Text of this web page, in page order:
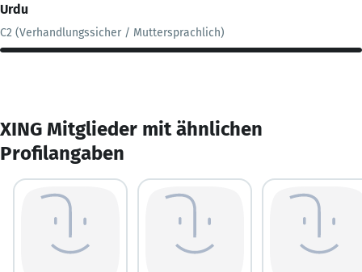
Urdu
C2 (Verhandlungssicher / Muttersprachlich)
XING Mitglieder mit ähnlichen
Profilangaben